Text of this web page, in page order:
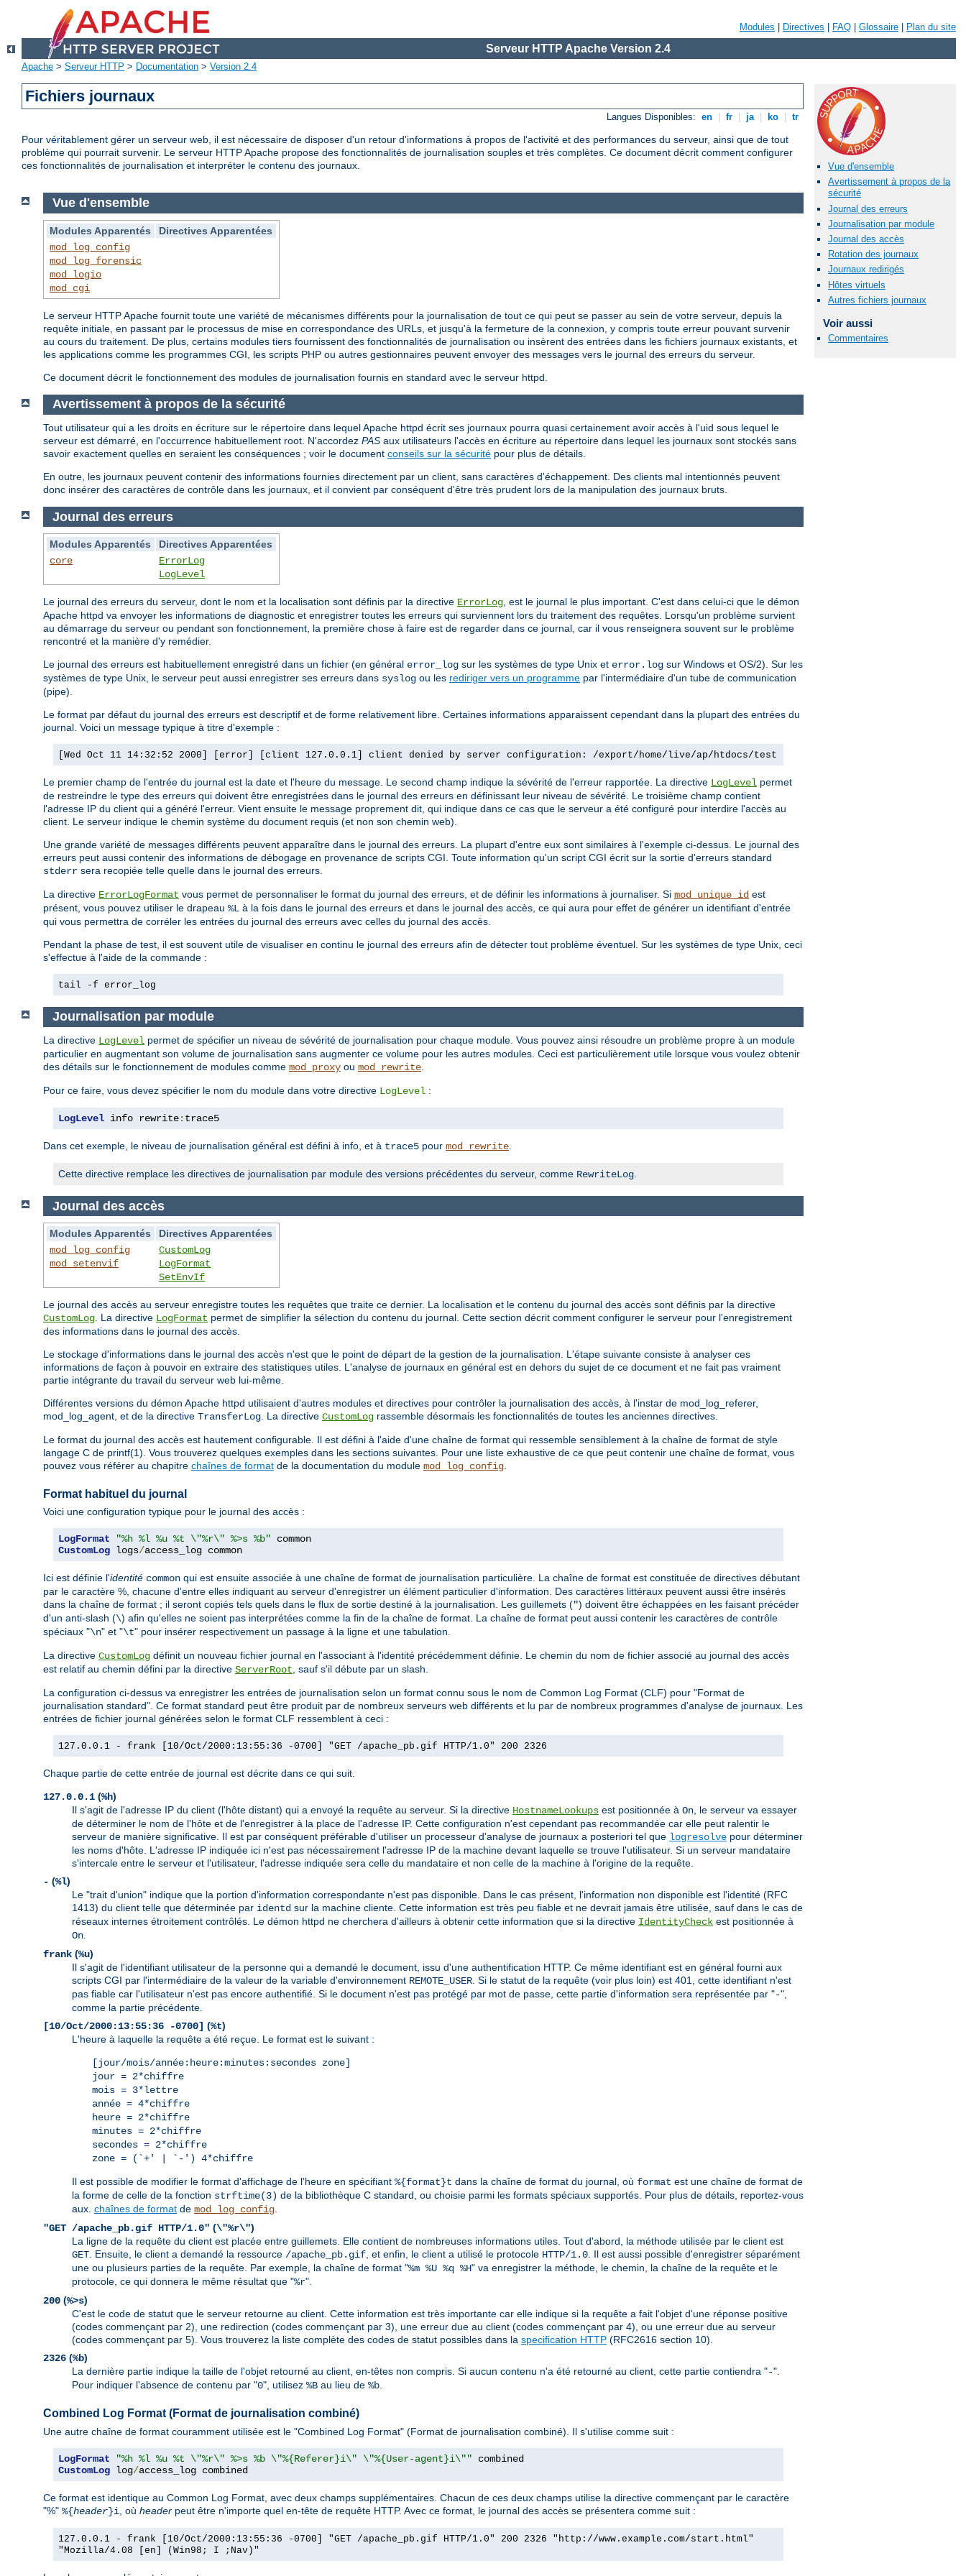
Modules Directives FAQ Glossaire Plan du site
Serveur HTTP Apache Version 2.4
Apache > Serveur HTTP > Documentation > Version 2.4
Fichiers journaux
Langues Disponibles: en fr ja ko tr
Pour véritablement gérer un serveur web, il est nécessaire de disposer d'un retour d'informations à propos de l'activité et des performances du serveur, ainsi que de tout
problème qui pourrait survenir. Le serveur HTTP Apache propose des fonctionnalités de journalisation souples et très complètes. Ce document décrit comment configurer
ces fonctionnalités de journalisation et interpréter le contenu des journaux.
Vue d'ensemble
Avertissement à propos de la
sécurité
Journal des erreurs
Journalisation par module
Journal des accès
Rotation des journaux
Journaux redirigés
Hôtes virtuels
Autres fichiers journaux
Voir aussi
Commentaires
Vue d'ensemble
Modules Apparentés
Directives Apparentées
mod_log_config
mod_log_forensic
mod_logio
mod_cgi
Le serveur HTTP Apache fournit toute une variété de mécanismes différents pour la journalisation de tout ce qui peut se passer au sein de votre serveur, depuis la
requête initiale, en passant par le processus de mise en correspondance des URLs, et jusqu'à la fermeture de la connexion, y compris toute erreur pouvant survenir
au cours du traitement. De plus, certains modules tiers fournissent des fonctionnalités de journalisation ou insèrent des entrées dans les fichiers journaux existants, et
les applications comme les programmes CGI, les scripts PHP ou autres gestionnaires peuvent envoyer des messages vers le journal des erreurs du serveur.
Ce document décrit le fonctionnement des modules de journalisation fournis en standard avec le serveur httpd.
Avertissement à propos de la sécurité
Tout utilisateur qui a les droits en écriture sur le répertoire dans lequel Apache httpd écrit ses journaux pourra quasi certainement avoir accès à l'uid sous lequel le
serveur est démarré, en l'occurrence habituellement root. N'accordez PAS aux utilisateurs l'accès en écriture au répertoire dans lequel les journaux sont stockés sans
savoir exactement quelles en seraient les conséquences ; voir le document conseils sur la sécurité pour plus de détails.
En outre, les journaux peuvent contenir des informations fournies directement par un client, sans caractères d'échappement. Des clients mal intentionnés peuvent
donc insérer des caractères de contrôle dans les journaux, et il convient par conséquent d'être très prudent lors de la manipulation des journaux bruts.
Journal des erreurs
Modules Apparentés
Directives Apparentées
core
ErrorLog
LogLevel
Le journal des erreurs du serveur, dont le nom et la localisation sont définis par la directive ErrorLog, est le journal le plus important. C'est dans celui-ci que le démon
Apache httpd va envoyer les informations de diagnostic et enregistrer toutes les erreurs qui surviennent lors du traitement des requêtes. Lorsqu'un problème survient
au démarrage du serveur ou pendant son fonctionnement, la première chose à faire est de regarder dans ce journal, car il vous renseignera souvent sur le problème
rencontré et la manière d'y remédier.
Le journal des erreurs est habituellement enregistré dans un fichier (en général error_log sur les systèmes de type Unix et error.log sur Windows et OS/2). Sur les
systèmes de type Unix, le serveur peut aussi enregistrer ses erreurs dans syslog ou les rediriger vers un programme par l'intermédiaire d'un tube de communication
(pipe).
Le format par défaut du journal des erreurs est descriptif et de forme relativement libre. Certaines informations apparaissent cependant dans la plupart des entrées du
journal. Voici un message typique à titre d'exemple :
[Wed Oct 11 14:32:52 2000] [error] [client 127.0.0.1] client denied by server configuration: /export/home/live/ap/htdocs/test
Le premier champ de l'entrée du journal est la date et l'heure du message. Le second champ indique la sévérité de l'erreur rapportée. La directive LogLevel permet
de restreindre le type des erreurs qui doivent être enregistrées dans le journal des erreurs en définissant leur niveau de sévérité. Le troisième champ contient
l'adresse IP du client qui a généré l'erreur. Vient ensuite le message proprement dit, qui indique dans ce cas que le serveur a été configuré pour interdire l'accès au
client. Le serveur indique le chemin système du document requis (et non son chemin web).
Une grande variété de messages différents peuvent apparaître dans le journal des erreurs. La plupart d'entre eux sont similaires à l'exemple ci-dessus. Le journal des
erreurs peut aussi contenir des informations de débogage en provenance de scripts CGI. Toute information qu'un script CGI écrit sur la sortie d'erreurs standard
stderr sera recopiée telle quelle dans le journal des erreurs.
La directive ErrorLogFormat vous permet de personnaliser le format du journal des erreurs, et de définir les informations à journaliser. Si mod_unique_id est
présent, vous pouvez utiliser le drapeau %L à la fois dans le journal des erreurs et dans le journal des accès, ce qui aura pour effet de générer un identifiant d'entrée
qui vous permettra de corréler les entrées du journal des erreurs avec celles du journal des accès.
Pendant la phase de test, il est souvent utile de visualiser en continu le journal des erreurs afin de détecter tout problème éventuel. Sur les systèmes de type Unix, ceci
s'effectue à l'aide de la commande :
tail -f error_log
Journalisation par module
La directive LogLevel permet de spécifier un niveau de sévérité de journalisation pour chaque module. Vous pouvez ainsi résoudre un problème propre à un module
particulier en augmentant son volume de journalisation sans augmenter ce volume pour les autres modules. Ceci est particulièrement utile lorsque vous voulez obtenir
des détails sur le fonctionnement de modules comme mod_proxy ou mod_rewrite
Pour ce faire, vous devez spécifier le nom du module dans votre directive LogLevel :
LogLevel info rewrite: trace5
Dans cet exemple, le niveau de journalisation général est défini à info, et à trace5 pour mod_rewrite
Cette directive remplace les directives de journalisation par module des versions précédentes du serveur, comme RewriteLog
Journal des accès
Modules Apparentés
Directives Apparentées
mod_log_config
mod_setenvif
CustomLog
LogFormat
SetEnvIf
Le journal des accès au serveur enregistre toutes les requêtes que traite ce dernier. La localisation et le contenu du journal des accès sont définis par la directive
CustomLog. La directive LogFormat permet de simplifier la sélection du contenu du journal. Cette section décrit comment configurer le serveur pour l'enregistrement
des informations dans le journal des accès.
Le stockage d'informations dans le journal des accès n'est que le point de départ de la gestion de la journalisation. L'étape suivante consiste à analyser ces
informations de façon à pouvoir en extraire des statistiques utiles. L'analyse de journaux en général est en dehors du sujet de ce document et ne fait pas vraiment
partie intégrante du travail du serveur web lui-même.
Différentes versions du démon Apache httpd utilisaient d'autres modules et directives pour contrôler la journalisation des accès, à l'instar de mod_log_referer,
mod_log_agent, et de la directive TransferLog. La directive CustomLog rassemble désormais les fonctionnalités de toutes les anciennes directives.
Le format du journal des accès est hautement configurable. Il est défini à l'aide d'une chaîne de format qui ressemble sensiblement à la chaîne de format de style
langage C de printf(1). Vous trouverez quelques exemples dans les sections suivantes. Pour une liste exhaustive de ce que peut contenir une chaîne de format, vous
pouvez vous référer au chapitre chaînes de format de la documentation du module mod_log_config.
Format habituel du journal
Voici une configuration typique pour le journal des accès :
LogFormat "%h %l %u %t \"%r\" %>s %b"
CustomLog logs/access_log common
Ici est définie l'identité common qui est ensuite associée à une chaîne de format de journalisation particulière. La chaîne de format est constituée de directives débutant
par le caractère %, chacune d'entre elles indiquant au serveur d'enregistrer un élément particulier d'information. Des caractères littéraux peuvent aussi être insérés
dans la chaîne de format ; il seront copiés tels quels dans le flux de sortie destiné à la journalisation. Les guillemets (") doivent être échappées en les faisant précéder
d'un anti-slash (\) afin qu'elles ne soient pas interprétées comme la fin de la chaîne de format. La chaîne de format peut aussi contenir les caractères de contrôle
spéciaux "\n" et "\t" pour insérer respectivement un passage à la ligne et une tabulation.
La directive CustomLog définit un nouveau fichier journal en l'associant à l'identité précédemment définie. Le chemin du nom de fichier associé au journal des accès
est relatif au chemin défini par la directive ServerRoot, sauf s'il débute par un slash.
La configuration ci-dessus va enregistrer les entrées de journalisation selon un format connu sous le nom de Common Log Format (CLF) pour "Format de
journalisation standard". Ce format standard peut être produit par de nombreux serveurs web différents et lu par de nombreux programmes d'analyse de journaux. Les
entrées de fichier journal générées selon le format CLF ressemblent à ceci :
127.0.0.1 - frank [10/Oct/2000:13:55:36 -0700] "GET /apache_pb.gif HTTP/1.0" 200 2326
Chaque partie de cette entrée de journal est décrite dans ce qui suit.
127.0.0.1 (%h)
Il s'agit de l'adresse IP du client (l'hôte distant) qui a envoyé la requête au serveur. Si la directive HostnameLookups est positionnée à On, le serveur va essayer
de déterminer le nom de l'hôte et de l'enregistrer à la place de l'adresse IP. Cette configuration n'est cependant pas recommandée car elle peut ralentir le
serveur de manière significative. Il est par conséquent préférable d'utiliser un processeur d'analyse de journaux a posteriori tel que logresolve pour déterminer
les noms d'hôte. L'adresse IP indiquée ici n'est pas nécessairement l'adresse IP de la machine devant laquelle se trouve l'utilisateur. Si un serveur mandataire
s'intercale entre le serveur et l'utilisateur, l'adresse indiquée sera celle du mandataire et non celle de la machine à l'origine de la requête.
- (%l)
Le "trait d'union" indique que la portion d'information correspondante n'est pas disponible. Dans le cas présent, l'information non disponible est l'identité (RFC
1413) du client telle que déterminée par identd sur la machine cliente. Cette information est très peu fiable et ne devrait jamais être utilisée, sauf dans le cas de
réseaux internes étroitement contrôlés. Le démon httpd ne cherchera d'ailleurs à obtenir cette information que si la directive IdentityCheck est positionnée à
On.
frank (%u)
Il s'agit de l'identifiant utilisateur de la personne qui a demandé le document, issu d'une authentification HTTP. Ce même identifiant est en général fourni aux
scripts CGI par l'intermédiaire de la valeur de la variable d'environnement REMOTE_USER. Si le statut de la requête (voir plus loin) est 401, cette identifiant n'est
pas fiable car l'utilisateur n'est pas encore authentifié. Si le document n'est pas protégé par mot de passe, cette partie d'information sera représentée par "-",
comme la partie précédente.
[10/Oct/2000:13:55:36 -0700] (%t)
L'heure à laquelle la requête a été reçue. Le format est le suivant :
[jour/mois/année:heure:minutes:secondes zone]
jour = 2*chiffre
mois = 3*lettre
année = 4*chiffre
heure = 2*chiffre
minutes = 2*chiffre
secondes = 2*chiffre
zone = (`+' | `-') 4*chiffre
Il est possible de modifier le format d'affichage de l'heure en spécifiant %{format}t dans la chaîne de format du journal, où format est une chaîne de format de
la forme de celle de la fonction strftime(3) de la bibliothèque C standard, ou choisie parmi les formats spéciaux supportés. Pour plus de détails, reportez-vous
aux. chaînes de format de mod_log_config.
"GET /apache_pb.gif HTTP/1.0" (\"%r\")
La ligne de la requête du client est placée entre guillemets. Elle contient de nombreuses informations utiles. Tout d'abord, la méthode utilisée par le client est
GET. Ensuite, le client a demandé la ressource /apache_pb.gif, et enfin, le client a utilisé le protocole HTTP/1.0. Il est aussi possible d'enregistrer séparément
une ou plusieurs parties de la requête. Par exemple, la chaîne de format "%m %U %q %H" va enregistrer la méthode, le chemin, la chaîne de la requête et le
protocole, ce qui donnera le même résultat que "%r".
200 (%>s)
C'est le code de statut que le serveur retourne au client. Cette information est très importante car elle indique si la requête a fait l'objet d'une réponse positive
(codes commençant par 2), une redirection (codes commençant par 3), une erreur due au client (codes commençant par 4), ou une erreur due au serveur
(codes commençant par 5). Vous trouverez la liste complète des codes de statut possibles dans la specification HTTP (RFC2616 section 10).
2326 (%b)
La dernière partie indique la taille de l'objet retourné au client, en-têtes non compris. Si aucun contenu n'a été retourné au client, cette partie contiendra "-".
Pour indiquer l'absence de contenu par "0", utilisez %B au lieu de %b.
Combined Log Format (Format de journalisation combiné)
Une autre chaîne de format couramment utilisée est le "Combined Log Format" (Format de journalisation combiné). Il s'utilise comme suit :
LogFormat "%h %l %u %t \"%r\" %>s %b \"%{Referer}i\" \"%{User-agent}i\""
CustomLog log/access_log combined
Ce format est identique au Common Log Format, avec deux champs supplémentaires. Chacun de ces deux champs utilise la directive commençant par le caractère
"%" %{header}i , où header peut être n'importe quel en-tête de requête HTTP. Avec ce format, le journal des accès se présentera comme suit :
127.0.0.1 - frank [10/Oct/2000:13:55:36 -0700] "GET /apache_pb.gif HTTP/1.0" 200 2326 "http://www.example.com/start.html"
"Mozilla/4.08 [en] (Win98; I ;Nav)"